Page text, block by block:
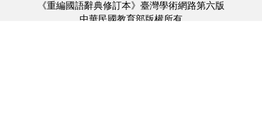
《重編國語辭典修訂本》臺灣學術網路第六版
中華民國教育部版權所有